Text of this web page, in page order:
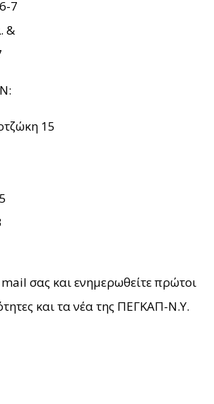
7
&
15
σας και ενημερωθείτε πρώτοι
και τα νέα της ΠΕΓΚΑΠ-Ν.Υ.